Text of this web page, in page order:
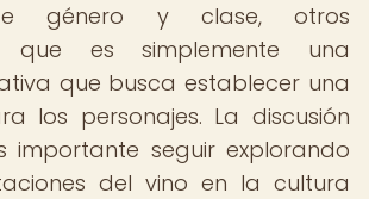
género y clase, otros
que es simplemente una
que busca establecer una
los personajes. La discusión
importante seguir explorando
del vino en la cultura